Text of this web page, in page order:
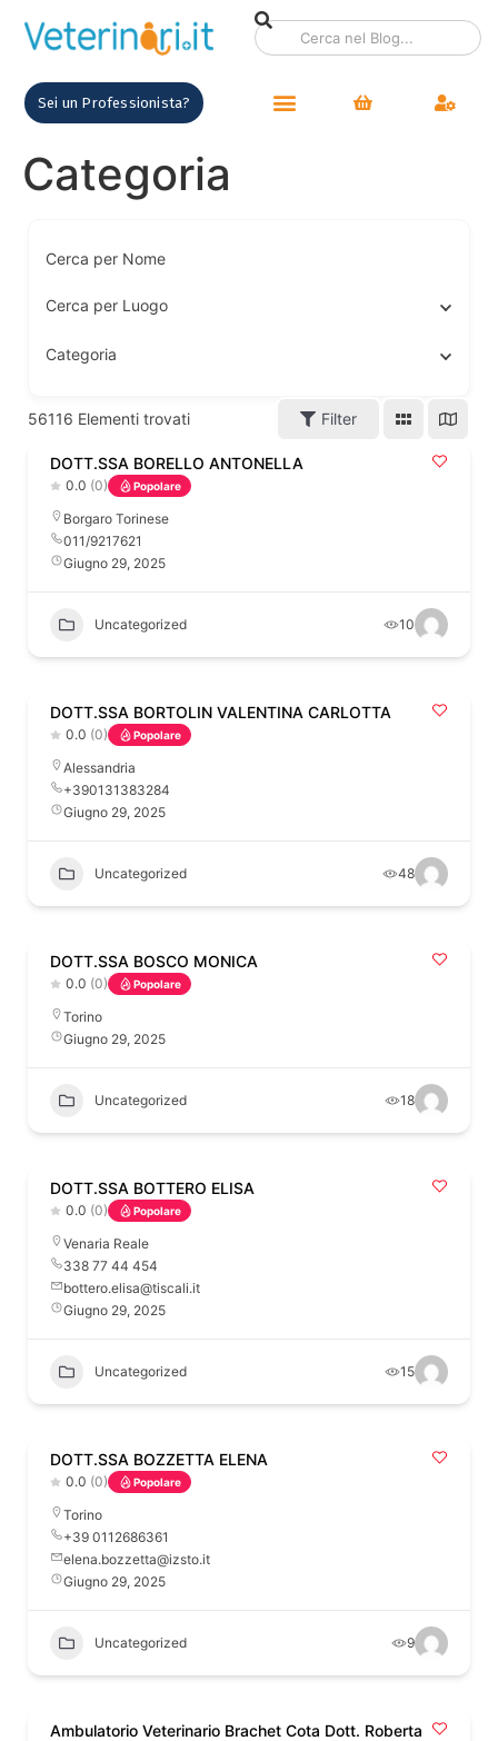
Sei un Professionista?
Categoria
Cerca per Nome
Cerca per Luogo
Categoria
56116 Elementi trovati Filter
DOTT.SSA BORELLO ANTONELLA
0.0 (0) Popolare
Borgaro Torinese
011/9217621
Giugno 29, 2025
Uncategorized 10
DOTT.SSA BORTOLIN VALENTINA CARLOTTA
0.0 (0) Popolare
Alessandria
+390131383284
Giugno 29, 2025
Uncategorized 48
DOTT.SSA BOSCO MONICA
0.0 (0) Popolare
Torino
Giugno 29, 2025
Uncategorized 18
DOTT.SSA BOTTERO ELISA
0.0 (0) Popolare
Venaria Reale
338 77 44 454
bottero.elisa@tiscali.it
Giugno 29, 2025
Uncategorized 15
DOTT.SSA BOZZETTA ELENA
0.0 (0) Popolare
Torino
+39 0112686361
elena.bozzetta@izsto.it
Giugno 29, 2025
Uncategorized 9
Ambulatorio Veterinario Brachet Cota Dott. Roberta